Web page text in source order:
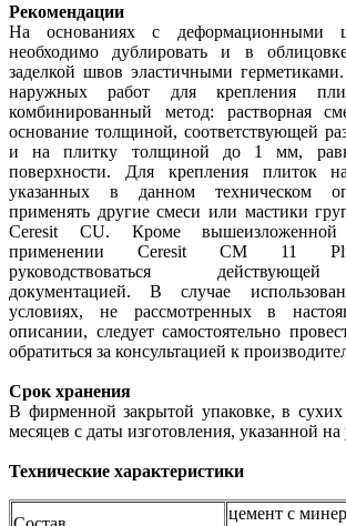
Рекомендации
На основаниях с деформационными
необходимо дублировать и в
заделкой швов эластичными
наружных работ для крепления
комбинированный метод: растворная
основание толщиной, соответствующей
и на плитку толщиной до 1 мм,
поверхности. Для крепления плиток
указанных в данном техническом
применять другие смеси или мастики
Ceresit СU. Кроме
применении Ceresit CM 11
руководствоваться
документацией. В случае
условиях, не рассмотренных в
описании, следует самостоятельно
обратиться за консультацией к
Срок хранения
В фирменной закрытой упаковке, в
месяцев с даты изготовления, указанной на
Технические характеристики
цемент с